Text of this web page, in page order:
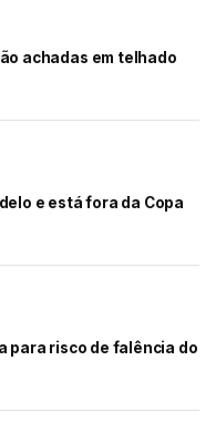
achadas em telhado
e está fora da Copa
para risco de falência do